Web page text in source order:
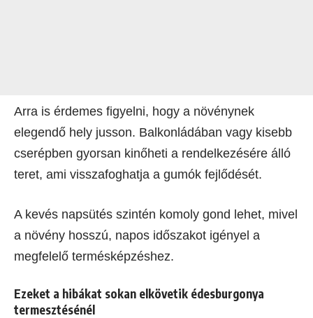
Arra is érdemes figyelni, hogy a növénynek
elegendő hely jusson. Balkonládában vagy kisebb
cserépben gyorsan kinőheti a rendelkezésére álló
teret, ami visszafoghatja a gumók fejlődését.
A kevés napsütés szintén komoly gond lehet, mivel
a növény hosszú, napos időszakot igényel a
megfelelő termésképzéshez.
Ezeket a hibákat sokan elkövetik édesburgonya
termesztésénél